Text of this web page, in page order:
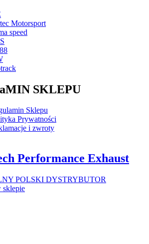
Motorsport
speed
SKLEPU
Sklepu
Prywatności
i zwroty
Performance Exhaust
POLSKI DYSTRYBUTOR
sklepie